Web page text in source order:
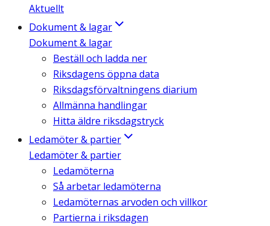
Aktuellt
Dokument & lagar
Dokument & lagar
Beställ och ladda ner
Riksdagens öppna data
Riksdagsförvaltningens diarium
Allmänna handlingar
Hitta äldre riksdagstryck
Ledamöter & partier
Ledamöter & partier
Ledamöterna
Så arbetar ledamöterna
Ledamöternas arvoden och villkor
Partierna i riksdagen